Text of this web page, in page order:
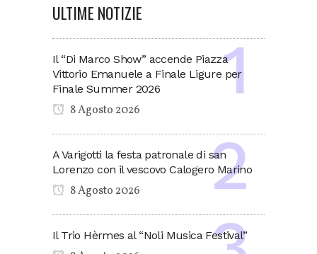
ULTIME NOTIZIE
Il “Di Marco Show” accende Piazza
Vittorio Emanuele a Finale Ligure per
Finale Summer 2026
8 Agosto 2026
A Varigotti la festa patronale di san
Lorenzo con il vescovo Calogero Marino
8 Agosto 2026
Il Trio Hèrmes al “Noli Musica Festival”